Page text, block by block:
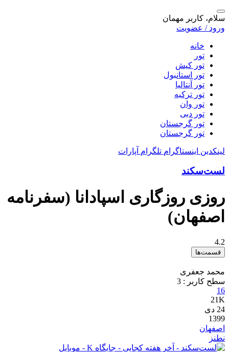
سلام، کاربر مهمان
ورود / عضویت
خانه
تور
تور کیش
تور استانبول
تور آنتالیا
تور ترکیه
تور وان
تور دبی
تور گرجستان
تور گرجستان
لینکدین اینستاگرام تلگرام آپارات
لست‌سکند
روزی روزگاری اسپادانا (سفرنامه
اصفهان)
4.2
قسمت‌ها
محمد جعفری
سطح کاربر : 3
16
21K
24 دی
1399
اصفهان
نطنز